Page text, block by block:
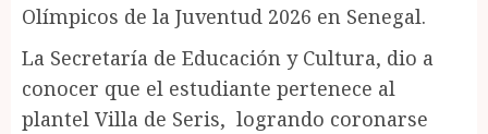
Olímpicos de la Juventud 2026 en Senegal.
La Secretaría de Educación y Cultura, dio a
conocer que el estudiante pertenece al
plantel Villa de Seris, logrando coronarse